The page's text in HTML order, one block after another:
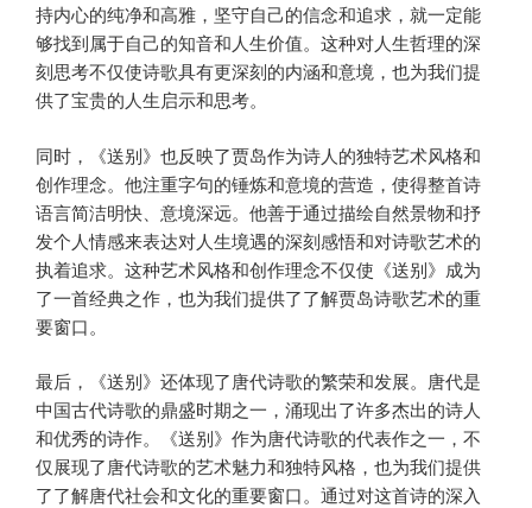
持内心的纯净和高雅，坚守自己的信念和追求，就一定能
够找到属于自己的知音和人生价值。这种对人生哲理的深
刻思考不仅使诗歌具有更深刻的内涵和意境，也为我们提
供了宝贵的人生启示和思考。
同时，《送别》也反映了贾岛作为诗人的独特艺术风格和
创作理念。他注重字句的锤炼和意境的营造，使得整首诗
语言简洁明快、意境深远。他善于通过描绘自然景物和抒
发个人情感来表达对人生境遇的深刻感悟和对诗歌艺术的
执着追求。这种艺术风格和创作理念不仅使《送别》成为
了一首经典之作，也为我们提供了了解贾岛诗歌艺术的重
要窗口。
最后，《送别》还体现了唐代诗歌的繁荣和发展。唐代是
中国古代诗歌的鼎盛时期之一，涌现出了许多杰出的诗人
和优秀的诗作。《送别》作为唐代诗歌的代表作之一，不
仅展现了唐代诗歌的艺术魅力和独特风格，也为我们提供
了了解唐代社会和文化的重要窗口。通过对这首诗的深入